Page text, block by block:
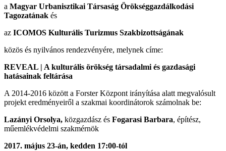
a Magyar Urbanisztikai Társaság Örökséggazdálkodási
Tagozatának és
az ICOMOS Kulturális Turizmus Szakbizottságának
közös és nyilvános rendezvényére, melynek címe:
REVEAL | A kulturális örökség társadalmi és gazdasági
hatásainak feltárása
A 2014-2016 között a Forster Központ irányítása alatt megvalósult
projekt eredményeiről a szakmai koordinátorok számolnak be:
Lazányi Orsolya, közgazdász és Fogarasi Barbara, építész,
műemlékvédelmi szakmérnök
2017. május 23-án, kedden 17:00-tól